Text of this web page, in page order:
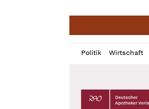
Politik Wirtschaft
Profil
öffnen
Daz
Pur
Deutscher